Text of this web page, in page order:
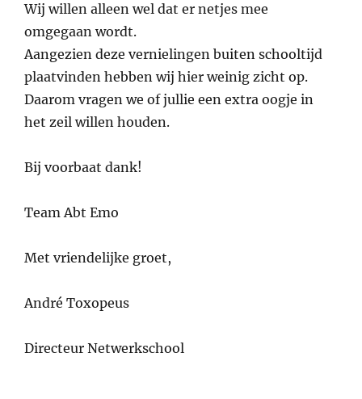
Wij willen alleen wel dat er netjes mee
omgegaan wordt.
Aangezien deze vernielingen buiten schooltijd
plaatvinden hebben wij hier weinig zicht op.
Daarom vragen we of jullie een extra oogje in
het zeil willen houden.
Bij voorbaat dank!
Team Abt Emo
Met vriendelijke groet,
André Toxopeus
Directeur Netwerkschool